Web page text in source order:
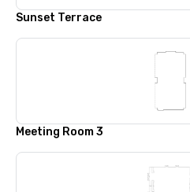
Sunset Terrace
Meeting Room 3